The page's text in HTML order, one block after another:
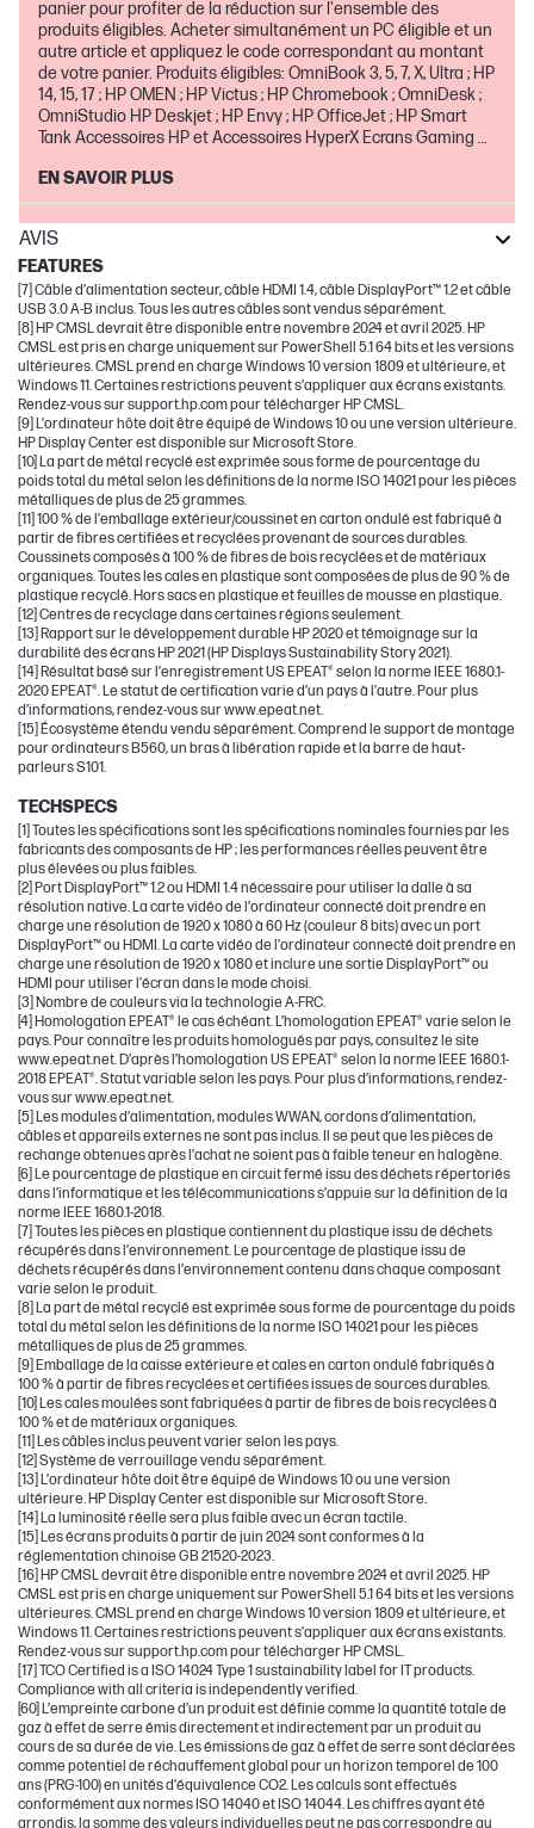
panier pour profiter de la réduction sur l'ensemble des
produits éligibles. Acheter simultanément un PC éligible et un
autre article et appliquez le code correspondant au montant
de votre panier. Produits éligibles: OmniBook 3, 5, 7, X, Ultra ; HP
14, 15, 17 ; HP OMEN ; HP Victus ; HP Chromebook ; OmniDesk ;
OmniStudio HP Deskjet ; HP Envy ; HP OfficeJet ; HP Smart
Tank Accessoires HP et Accessoires HyperX Ecrans Gaming et
Offre valable jusqu'au 30 août inclus
EN SAVOIR PLUS
AVIS
FEATURES
[7] Câble d’alimentation secteur, câble HDMI 1.4, câble DisplayPort™ 1.2 et câble
USB 3.0 A-B inclus. Tous les autres câbles sont vendus séparément.
[8] HP CMSL devrait être disponible entre novembre 2024 et avril 2025. HP
CMSL est pris en charge uniquement sur PowerShell 5.1 64 bits et les versions
ultérieures. CMSL prend en charge Windows 10 version 1809 et ultérieure, et
Windows 11. Certaines restrictions peuvent s’appliquer aux écrans existants.
Rendez-vous sur support.hp.com pour télécharger HP CMSL.
[9] L’ordinateur hôte doit être équipé de Windows 10 ou une version ultérieure.
HP Display Center est disponible sur Microsoft Store.
[10] La part de métal recyclé est exprimée sous forme de pourcentage du
poids total du métal selon les définitions de la norme ISO 14021 pour les pièces
métalliques de plus de 25 grammes.
[11] 100 % de l’emballage extérieur/coussinet en carton ondulé est fabriqué à
partir de fibres certifiées et recyclées provenant de sources durables.
Coussinets composés à 100 % de fibres de bois recyclées et de matériaux
organiques. Toutes les cales en plastique sont composées de plus de 90 % de
plastique recyclé. Hors sacs en plastique et feuilles de mousse en plastique.
[12] Centres de recyclage dans certaines régions seulement.
[13] Rapport sur le développement durable HP 2020 et témoignage sur la
durabilité des écrans HP 2021 (HP Displays Sustainability Story 2021).
[14] Résultat basé sur l’enregistrement US EPEAT® selon la norme IEEE 1680.1-
2020 EPEAT®. Le statut de certification varie d’un pays à l’autre. Pour plus
d’informations, rendez-vous sur www.epeat.net.
[15] Écosystème étendu vendu séparément. Comprend le support de montage
pour ordinateurs B560, un bras à libération rapide et la barre de haut-
parleurs S101.
TECHSPECS
[1] Toutes les spécifications sont les spécifications nominales fournies par les
fabricants des composants de HP ; les performances réelles peuvent être
plus élevées ou plus faibles.
[2] Port DisplayPort™ 1.2 ou HDMI 1.4 nécessaire pour utiliser la dalle à sa
résolution native. La carte vidéo de l’ordinateur connecté doit prendre en
charge une résolution de 1920 x 1080 à 60 Hz (couleur 8 bits) avec un port
DisplayPort™ ou HDMI. La carte vidéo de l’ordinateur connecté doit prendre en
charge une résolution de 1920 x 1080 et inclure une sortie DisplayPort™ ou
HDMI pour utiliser l’écran dans le mode choisi.
[3] Nombre de couleurs via la technologie A-FRC.
[4] Homologation EPEAT® le cas échéant. L’homologation EPEAT® varie selon le
pays. Pour connaître les produits homologués par pays, consultez le site
www.epeat.net. D’après l’homologation US EPEAT® selon la norme IEEE 1680.1-
2018 EPEAT®. Statut variable selon les pays. Pour plus d’informations, rendez-
vous sur www.epeat.net.
[5] Les modules d’alimentation, modules WWAN, cordons d’alimentation,
câbles et appareils externes ne sont pas inclus. Il se peut que les pièces de
rechange obtenues après l’achat ne soient pas à faible teneur en halogène.
[6] Le pourcentage de plastique en circuit fermé issu des déchets répertoriés
dans l’informatique et les télécommunications s’appuie sur la définition de la
norme IEEE 1680.1-2018.
[7] Toutes les pièces en plastique contiennent du plastique issu de déchets
récupérés dans l’environnement. Le pourcentage de plastique issu de
déchets récupérés dans l’environnement contenu dans chaque composant
varie selon le produit.
[8] La part de métal recyclé est exprimée sous forme de pourcentage du poids
total du métal selon les définitions de la norme ISO 14021 pour les pièces
métalliques de plus de 25 grammes.
[9] Emballage de la caisse extérieure et cales en carton ondulé fabriqués à
100 % à partir de fibres recyclées et certifiées issues de sources durables.
[10] Les cales moulées sont fabriquées à partir de fibres de bois recyclées à
100 % et de matériaux organiques.
[11] Les câbles inclus peuvent varier selon les pays.
[12] Système de verrouillage vendu séparément.
[13] L’ordinateur hôte doit être équipé de Windows 10 ou une version
ultérieure. HP Display Center est disponible sur Microsoft Store.
[14] La luminosité réelle sera plus faible avec un écran tactile.
[15] Les écrans produits à partir de juin 2024 sont conformes à la
réglementation chinoise GB 21520-2023.
[16] HP CMSL devrait être disponible entre novembre 2024 et avril 2025. HP
CMSL est pris en charge uniquement sur PowerShell 5.1 64 bits et les versions
ultérieures. CMSL prend en charge Windows 10 version 1809 et ultérieure, et
Windows 11. Certaines restrictions peuvent s’appliquer aux écrans existants.
Rendez-vous sur support.hp.com pour télécharger HP CMSL.
[17] TCO Certified is a ISO 14024 Type 1 sustainability label for IT products.
Compliance with all criteria is independently verified.
[60] L’empreinte carbone d’un produit est définie comme la quantité totale de
gaz à effet de serre émis directement et indirectement par un produit au
cours de sa durée de vie. Les émissions de gaz à effet de serre sont déclarées
comme potentiel de réchauffement global pour un horizon temporel de 100
ans (PRG-100) en unités d’équivalence CO2. Les calculs sont effectués
conformément aux normes ISO 14040 et ISO 14044. Les chiffres ayant été
arrondis, la somme des valeurs individuelles peut ne pas correspondre au